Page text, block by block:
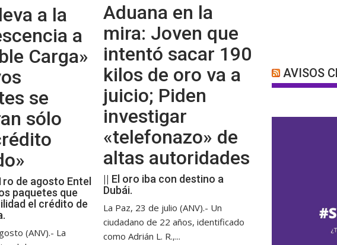
a la
a
Carga»
se
sólo
de agosto Entel
paquetes que
el crédito de
(ANV).- La
Aduana en la
mira: Joven que
intentó sacar 190
kilos de oro va a
juicio; Piden
investigar
«telefonazo» de
altas autoridades
|| El oro iba con destino a
Dubái.
La Paz, 23 de julio (ANV).- Un
ciudadano de 22 años, identificado
como Adrián L. R.,...
AVISOS